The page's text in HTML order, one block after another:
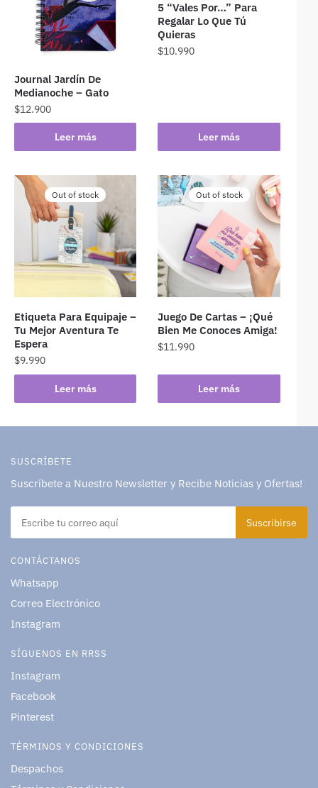
Journal Jardín De
Medianoche – Gato
$12.900
Leer más
5 “Vales Por…” Para
Regalar Lo Que Tú
Quieras
$10.990
Leer más
Out of stock
Etiqueta Para Equipaje –
Tu Mejor Aventura Te
Espera
$9.990
Leer más
Out of stock
Juego De Cartas – ¡Qué
Bien Me Conoces Amiga!
$11.990
Leer más
SUSCRÍBETE
Suscríbete a Nuestro Newsletter y Recibe Noticias y Ofertas!
CONTÁCTANOS
Whatsapp
Correo Electrónico
Instagram
SÍGUENOS EN RRSS
Instagram
Facebook
Pinterest
TÉRMINOS Y CONDICIONES
Despachos